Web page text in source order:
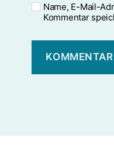
Name, E-Mail-
Kommentar